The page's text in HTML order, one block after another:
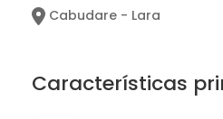
Cabudare - Lara
Características